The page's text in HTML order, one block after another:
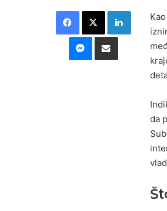
da
Facebook
X LinkedIn
Messenger
Podijeli putem E-maila